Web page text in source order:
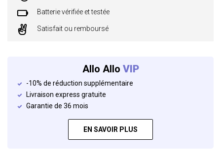
Batterie vérifiée et testée
Satisfait ou remboursé
Allo Allo VIP
-10% de réduction supplémentaire
Livraison express gratuite
Garantie de 36 mois
EN SAVOIR PLUS